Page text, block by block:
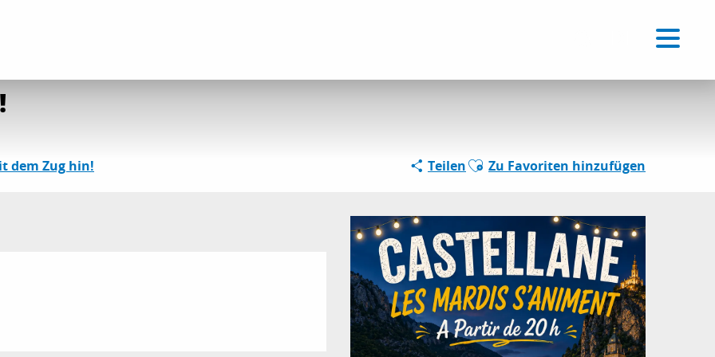
dem Zug hin! TeilenAjouter aux favoris
Zu Favoriten hinzufügen